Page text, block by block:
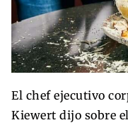
El chef ejecutivo
Kiewert dijo sobre